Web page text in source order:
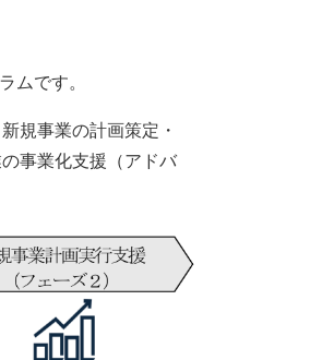
ムです。
規事業の計画策定・
事業化支援（アドバ